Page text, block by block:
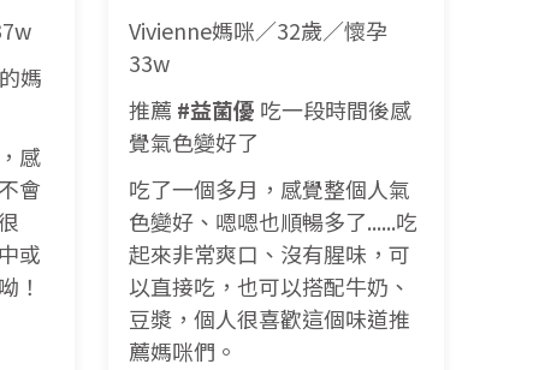
媽
感
會
或
！
Vivienne媽咪／32歲／懷孕
33w
推薦 #益菌優 吃一段時間後感
覺氣色變好了
吃了一個多月，感覺整個人氣
色變好、嗯嗯也順暢多了......吃
起來非常爽口、沒有腥味，可
以直接吃，也可以搭配牛奶、
豆漿，個人很喜歡這個味道推
薦媽咪們。